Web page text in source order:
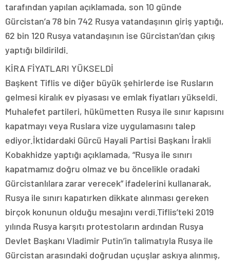
tarafından yapılan açıklamada, son 10 günde
Gürcistan’a 78 bin 742 Rusya vatandaşının giriş yaptığı,
62 bin 120 Rusya vatandaşının ise Gürcistan’dan çıkış
yaptığı bildirildi.
KİRA FİYATLARI YÜKSELDİ
Başkent Tiflis ve diğer büyük şehirlerde ise Rusların
gelmesi kiralık ev piyasası ve emlak fiyatları yükseldi.
Muhalefet partileri, hükümetten Rusya ile sınır kapısını
kapatmayı veya Ruslara vize uygulamasını talep
ediyor.İktidardaki Gürcü Hayali Partisi Başkanı İrakli
Kobakhidze yaptığı açıklamada, “Rusya ile sınırı
kapatmamız doğru olmaz ve bu öncelikle oradaki
Gürcistanlılara zarar verecek” ifadelerini kullanarak,
Rusya ile sınırı kapatırken dikkate alınması gereken
birçok konunun olduğu mesajını verdi.Tiflis’teki 2019
yılında Rusya karşıtı protestoların ardından Rusya
Devlet Başkanı Vladimir Putin’in talimatıyla Rusya ile
Gürcistan arasındaki doğrudan uçuşlar askıya alınmış,